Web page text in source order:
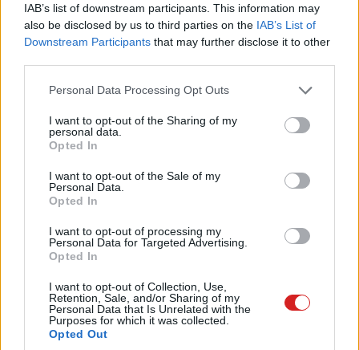
IAB’s list of downstream participants. This information may
also be disclosed by us to third parties on the IAB’s List of
Downstream Participants that may further disclose it to other
Please note that this website/app uses one or more Google
not limited to your visit or usage behaviour. You may click to
grant or deny consent to Google and its third-party tags to
use your data for below specified purposes in below Google
consent section.
Personal Data Processing Opt Outs
I want to opt-out of the Sharing of my
personal data.
Opted In
I want to opt-out of the Sale of my
Personal Data.
Opted In
I want to opt-out of processing my
Personal Data for Targeted Advertising.
Opted In
I want to opt-out of Collection, Use,
Retention, Sale, and/or Sharing of my
Personal Data that Is Unrelated with the
Purposes for which it was collected.
Opted Out
Pulzusméréssel segíti a biztonságos mozgást az új
balatoni kardioösvény (X)
4 és egy 8 km-es egészségügyi tanösvény nyílt
15iwc11
#laptop
Vedd le a terhet a CPU-dról
ezekkel a Windows 11